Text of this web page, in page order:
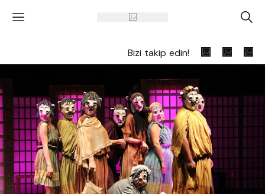
' A
Bizi takip edin!